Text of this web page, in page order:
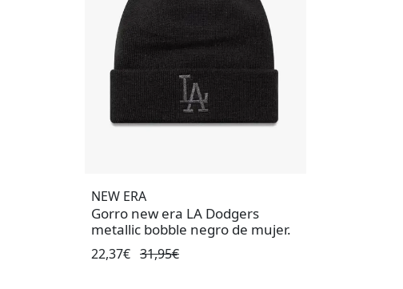
NEW ERA
Gorro new era LA Dodgers
metallic bobble negro de mujer.
22,37€ 31,95€